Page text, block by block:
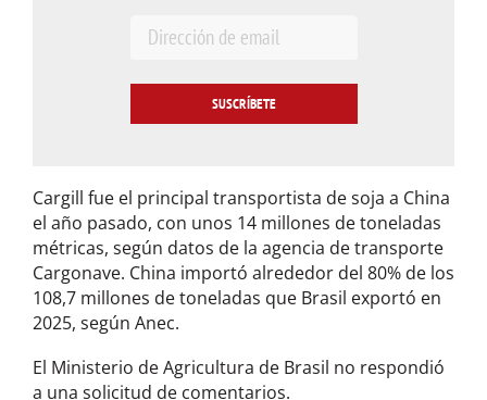
Cargill fue el principal transportista de ⁠soja a China
‌el año pasado, con unos 14 millones de toneladas
métricas, ⁠según datos de la agencia de transporte
Cargonave. China importó alrededor del 80% ‌de los
108,7 millones de toneladas que Brasil exportó en
2025, ⁠según Anec.
El Ministerio de Agricultura de Brasil no respondió
a ⁠una solicitud de ‌comentarios.